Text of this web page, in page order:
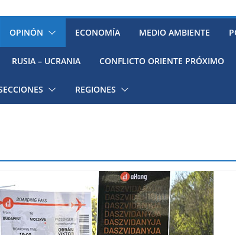
OPINÓN ECONOMÍA MEDIO AMBIENTE
RUSIA – UCRANIA CONFLICTO ORIENTE PRÓXIMO
REGIONES